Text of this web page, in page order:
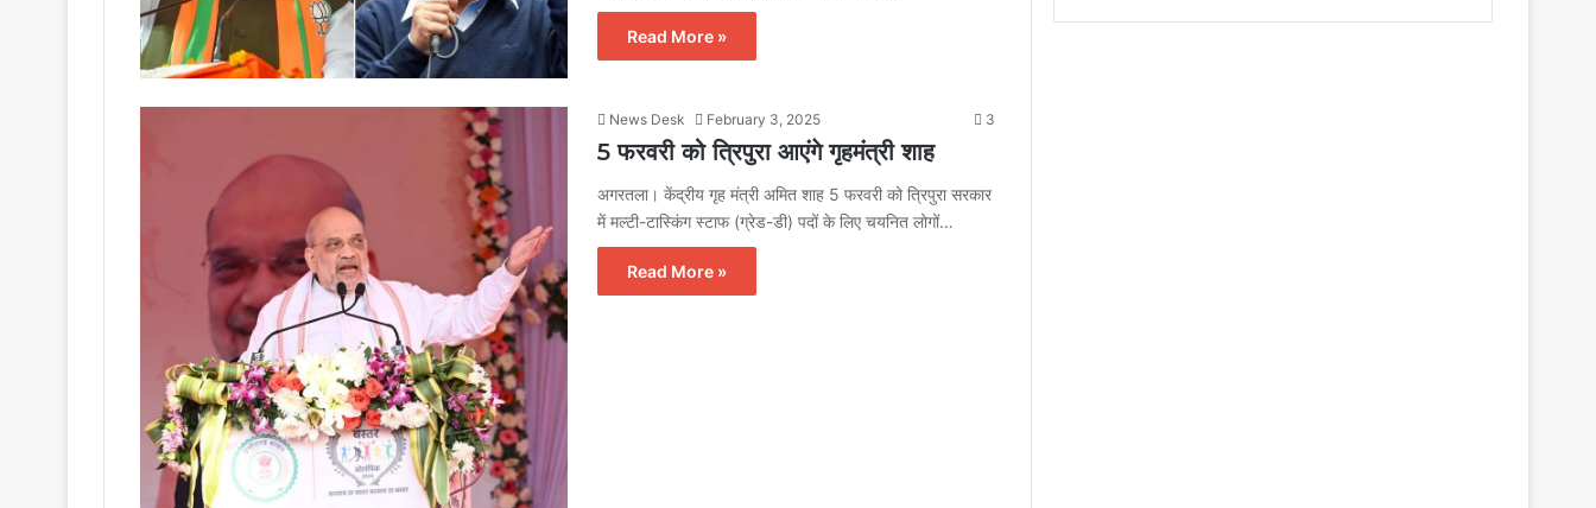
Read More »
News Desk February 3, 2025 3
5 फरवरी को त्रिपुरा आएंगे गृहमंत्री शाह
अगरतला। केंद्रीय गृह मंत्री अमित शाह 5 फरवरी को त्रिपुरा सरकार
में मल्टी-टास्किंग स्टाफ (ग्रेड-डी) पदों के लिए चयनित लोगों…
Read More »